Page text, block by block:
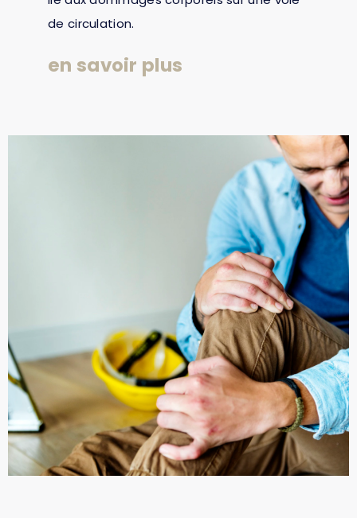
de circulation.
en savoir plus